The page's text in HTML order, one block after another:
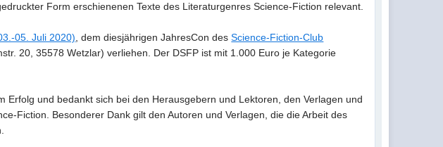
Form erschienenen Texte des Literaturgenres Science-Fiction relevant.
05. Juli 2020) , dem diesjährigen JahresCon desScience-Fiction-Club
20, 35578 Wetzlar) verliehen. Der DSFP ist mit 1.000 Euro je Kategorie
und bedankt sich bei den Herausgebern und Lektoren, den Verlagen und
Fiction. Besonderer Dank gilt den Autoren und Verlagen, die die Arbeit des